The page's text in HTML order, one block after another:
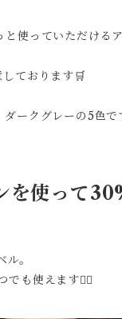
使っていただける
ております🛒
ダークグレーの5色
を使って
。
も使えます👌🏻